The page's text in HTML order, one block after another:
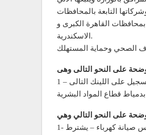
القاهرة الكبرى و
الاسكندرية.
على اللينك التالى
قطاع المواد البشرية
1- مهندس صيانة ميكانيكيا – يشترط الحصول على بكالوريوس هندسة من احدى الجامعات المصرية المعتمدة تقدير عام لا يقل عن جيد، شعبة ميكانيكا مهندس صيانة كهرباء – يشترط